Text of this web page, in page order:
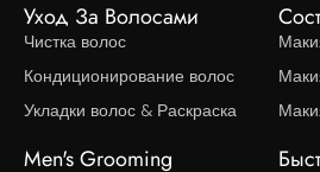
Уход За Волосами
Чистка волос
Кондиционирование волос
Укладки волос & Раскраска
Men's Grooming